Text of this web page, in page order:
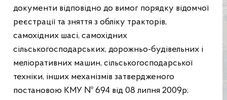
документи відповідно до вимог порядку відомчої
реєстрації та зняття з обліку тракторів,
самохідних шасі, самохідних
сільськогосподарських, дорожньо-будівельних і
меліоративних машин, сільськогосподарської
техніки, інших механізмів затвердженого
постановою КМУ № 694 від 08 липня 2009р;